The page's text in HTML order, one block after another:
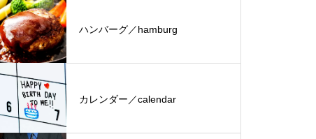
ハンバーグ／hamburg
カレンダー／calendar